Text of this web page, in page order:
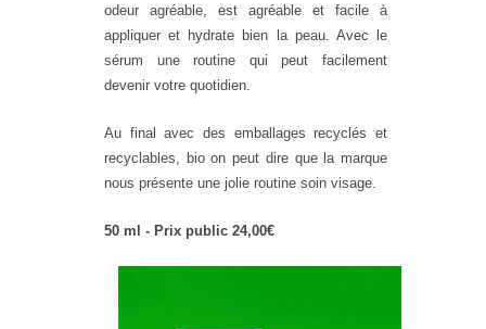
odeur agréable, est agréable et facile à
appliquer et hydrate bien la peau. Avec le
sérum une routine qui peut facilement
devenir votre quotidien.
Au final avec des emballages recyclés et
recyclables, bio on peut dire que la marque
nous présente une jolie routine soin visage.
50 ml - Prix public 24,00€